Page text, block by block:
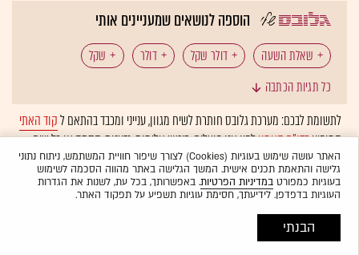
הוספה לנושאים שמעניינים אותי
שאלת השעה דולר שקל דולר שקל
בנק ישראל
משקיעים מוסדיים יצואנים ישראלים פדרל ריזרב
אינפלציה ארה"ב מודי שפריר המומלצות
כל תגיות הכתבה
לתשומת לבכם: מערכת גלובס חותרת לשיח מגוון, ענייני ומכבד בהתאם לקוד האתי
המופיעבדו"ח האמוןלפיו אנו פועלים. ביטויי אלימות, גזענות, הסתה או כל שיח
בלתי הולם אחר מסוננים בצורהאוטומטיתולא יפורסמו באתר.
האתר עושה שימוש בעוגיות (Cookies) לצורך שיפור חוויית המשתמש, ניתוח נתוני
גלישה והתאמת תכנים אישית. המשך הגלישה באתר מהווה הסכמה לשימוש
בעוגיות כמפורטבמדיניות הפרטיות. באפשרותך, בכל עת, לשנות את הגדרות
העוגיות בדפדפן. לידיעתך, חסימת עוגיות תשפיע על תפקוד האתר.
הבנתי